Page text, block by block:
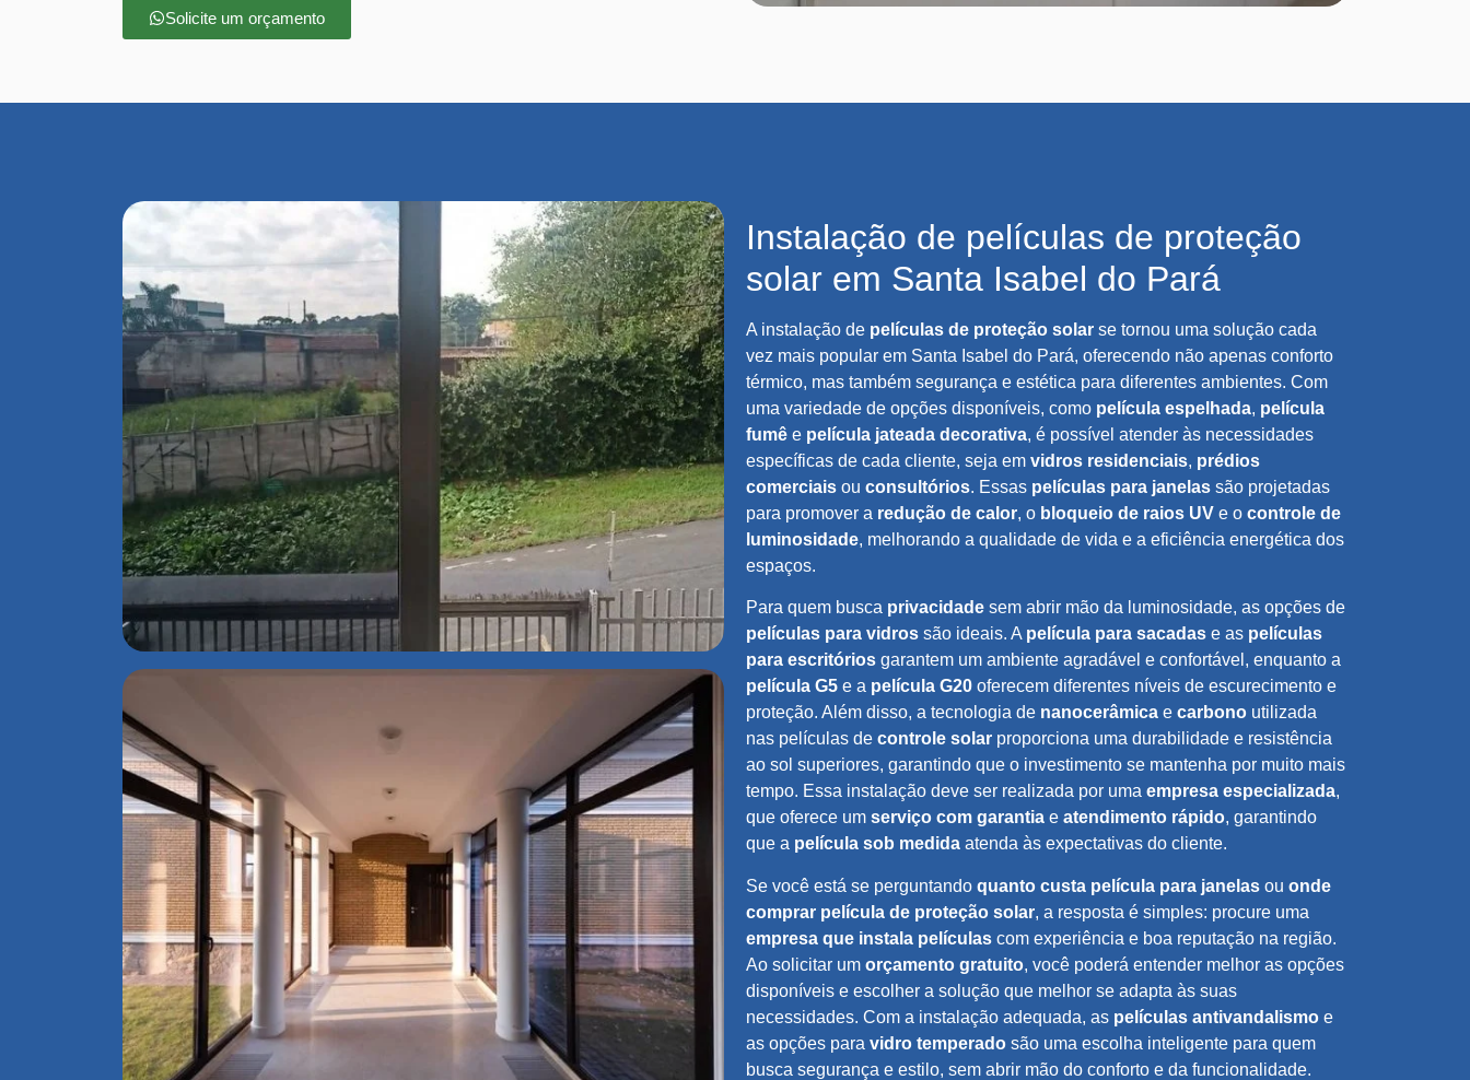
Solicite um orçamento
Instalação de películas de proteção
solar em Santa Isabel do Pará
A instalação de películas de proteção solar se tornou uma solução cada
vez mais popular em Santa Isabel do Pará, oferecendo não apenas conforto
térmico, mas também segurança e estética para diferentes ambientes. Com
uma variedade de opções disponíveis, como película espelhada, película
fumê e película jateada decorativa, é possível atender às necessidades
específicas de cada cliente, seja em vidros residenciais, prédios
comerciais ou consultórios. Essas películas para janelas são projetadas
para promover a redução de calor, o bloqueio de raios UV e o controle de
luminosidade, melhorando a qualidade de vida e a eficiência energética dos
espaços.
Para quem busca privacidade sem abrir mão da luminosidade, as opções de
películas para vidros são ideais. A película para sacadas e as películas
para escritórios garantem um ambiente agradável e confortável, enquanto a
película G5 e a película G20 oferecem diferentes níveis de escurecimento e
proteção. Além disso, a tecnologia de nanocerâmica e carbono utilizada
nas películas de controle solar proporciona uma durabilidade e resistência
ao sol superiores, garantindo que o investimento se mantenha por muito mais
tempo. Essa instalação deve ser realizada por uma empresa especializada,
que oferece um serviço com garantia e atendimento rápido, garantindo
que a película sob medida atenda às expectativas do cliente.
Se você está se perguntando quanto custa película para janelas ou onde
comprar película de proteção solar, a resposta é simples: procure uma
empresa que instala películas com experiência e boa reputação na região.
Ao solicitar um orçamento gratuito, você poderá entender melhor as opções
disponíveis e escolher a solução que melhor se adapta às suas
necessidades. Com a instalação adequada, as películas antivandalismo e
as opções para vidro temperado são uma escolha inteligente para quem
busca segurança e estilo, sem abrir mão do conforto e da funcionalidade.